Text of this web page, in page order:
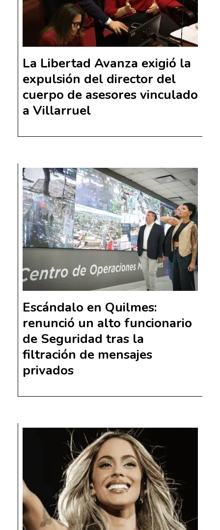
La Libertad Avanza exigió la
expulsión del director del
cuerpo de asesores vinculado
a Villarruel
Escándalo en Quilmes:
renunció un alto funcionario
de Seguridad tras la
filtración de mensajes
privados